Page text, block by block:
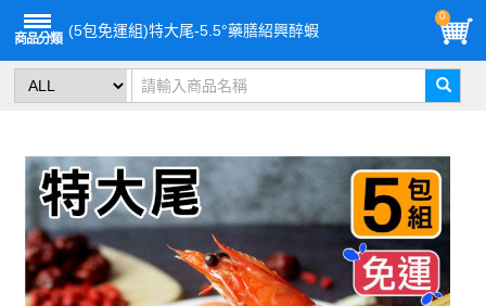
(5包免運組)特大尾-5.5°藥膳紹興醉蝦
0